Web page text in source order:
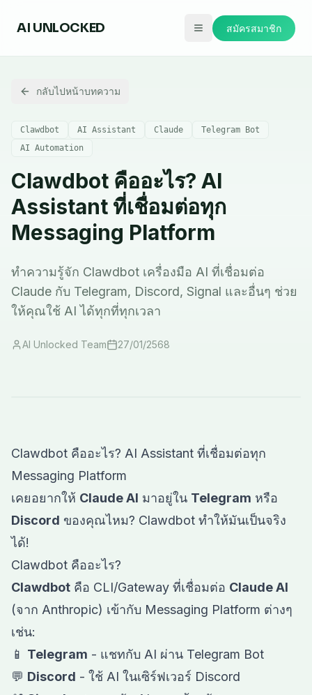
AI UNLOCKED สมัครสมาชิก
กลับไปหน้าบทความ
Clawdbot AI Assistant Claude
Telegram Bot
AI Automation
Clawdbot คืออะไร? AI
Assistant ที่เชื่อมต่อทุก
Messaging Platform
ทำความรู้จัก Clawdbot เครื่องมือ AI ที่เชื่อมต่อ
Claude กับ Telegram, Discord, Signal และอื่นๆ ช่วย
ให้คุณใช้ AI ได้ทุกที่ทุกเวลา
AI Unlocked Team 27/01/2568
Clawdbot คืออะไร? AI Assistant ที่เชื่อมต่อทุก
Messaging Platform
เคยอยากให้ Claude AI มาอยู่ใน Telegram หรือ
Discord ของคุณไหม? Clawdbot ทำให้มันเป็นจริง
ได้!
Clawdbot คืออะไร?
Clawdbot คือ CLI/Gateway ที่เชื่อมต่อ Claude AI
(จาก Anthropic) เข้ากับ Messaging Platform ต่างๆ
เช่น:
📱 Telegram - แชทกับ AI ผ่าน Telegram Bot
💬 Discord - ใช้ AI ในเซิร์ฟเวอร์ Discord